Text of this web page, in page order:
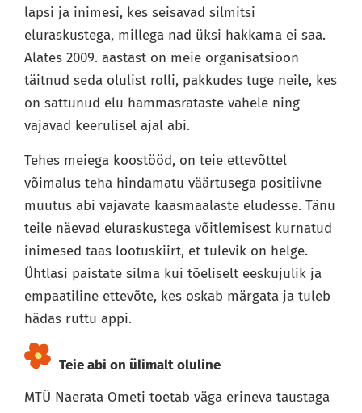
lapsi ja inimesi, kes seisavad silmitsi
eluraskustega, millega nad üksi hakkama ei saa.
Alates 2009. aastast on meie organisatsioon
täitnud seda olulist rolli, pakkudes tuge neile, kes
on sattunud elu hammasrataste vahele ning
vajavad keerulisel ajal abi.
Tehes meiega koostööd, on teie ettevõttel
võimalus teha hindamatu väärtusega positiivne
muutus abi vajavate kaasmaalaste eludesse. Tänu
teile näevad eluraskustega võitlemisest kurnatud
inimesed taas lootuskiirt, et tulevik on helge.
Ühtlasi paistate silma kui tõeliselt eeskujulik ja
empaatiline ettevõte, kes oskab märgata ja tuleb
hädas ruttu appi.
Teie abi on ülimalt oluline
MTÜ Naerata Ometi toetab väga erineva taustaga